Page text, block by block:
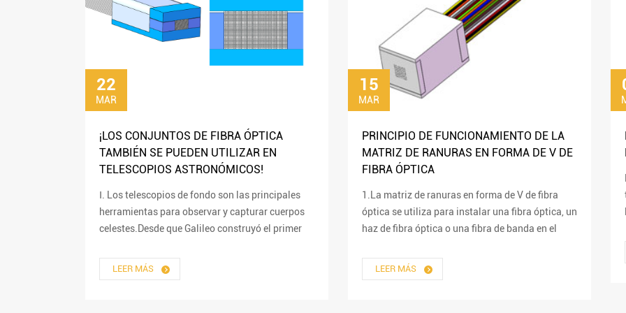
22
MAR
¡LOS CONJUNTOS DE FIBRA ÓPTICA
TAMBIÉN SE PUEDEN UTILIZAR EN
TELESCOPIOS ASTRONÓMICOS!
Ⅰ. Los telescopios de fondo son las principales
herramientas para observar y capturar cuerpos
celestes.Desde que Galileo construyó el primer
LEER MÁS
15
MAR
PRINCIPIO DE FUNCIONAMIENTO DE LA
MATRIZ DE RANURAS EN FORMA DE V DE
FIBRA ÓPTICA
1.La matriz de ranuras en forma de V de fibra
óptica se utiliza para instalar una fibra óptica, un
haz de fibra óptica o una fibra de banda en el
recubrimiento...
LEER MÁS